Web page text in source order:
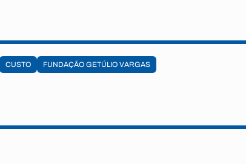
CUSTO FUNDAÇÃO GETÚLIO VARGAS